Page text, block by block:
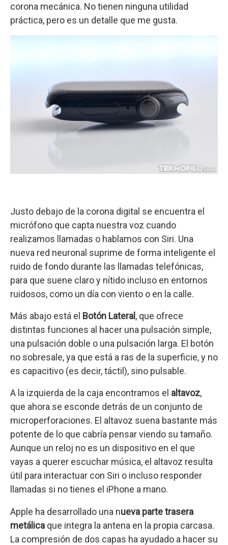
corona mecánica. No tienen ninguna utilidad
práctica, pero es un detalle que me gusta.
Justo debajo de la corona digital se encuentra el
micrófono que capta nuestra voz cuando
realizamos llamadas o hablamos con Siri. Una
nueva red neuronal suprime de forma inteligente el
ruido de fondo durante las llamadas telefónicas,
para que suene claro y nítido incluso en entornos
ruidosos, como un día con viento o en la calle.
Más abajo está el Botón Lateral , que ofrece
distintas funciones al hacer una pulsación simple,
una pulsación doble o una pulsación larga. El botón
no sobresale, ya que está a ras de la superficie, y no
es capacitivo (es decir, táctil), sino pulsable.
A la izquierda de la caja encontramos el altavoz,
que ahora se esconde detrás de un conjunto de
microperforaciones. El altavoz suena bastante más
potente de lo que cabría pensar viendo su tamaño.
Aunque un reloj no es un dispositivo en el que
vayas a querer escuchar música, el altavoz resulta
útil para interactuar con Siri o incluso responder
llamadas si no tienes el iPhone a mano.
Apple ha desarrollado una nueva parte trasera
metálica que integra la antena en la propia carcasa.
La compresión de dos capas ha ayudado a hacer su